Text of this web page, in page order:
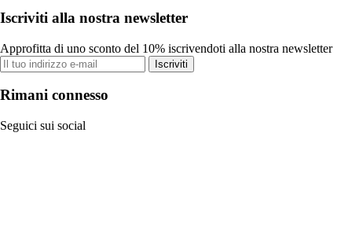
Iscriviti alla nostra newsletter
Approfitta di uno sconto del 10% iscrivendoti alla nostra newsletter
Iscriviti
Rimani connesso
Seguici sui social